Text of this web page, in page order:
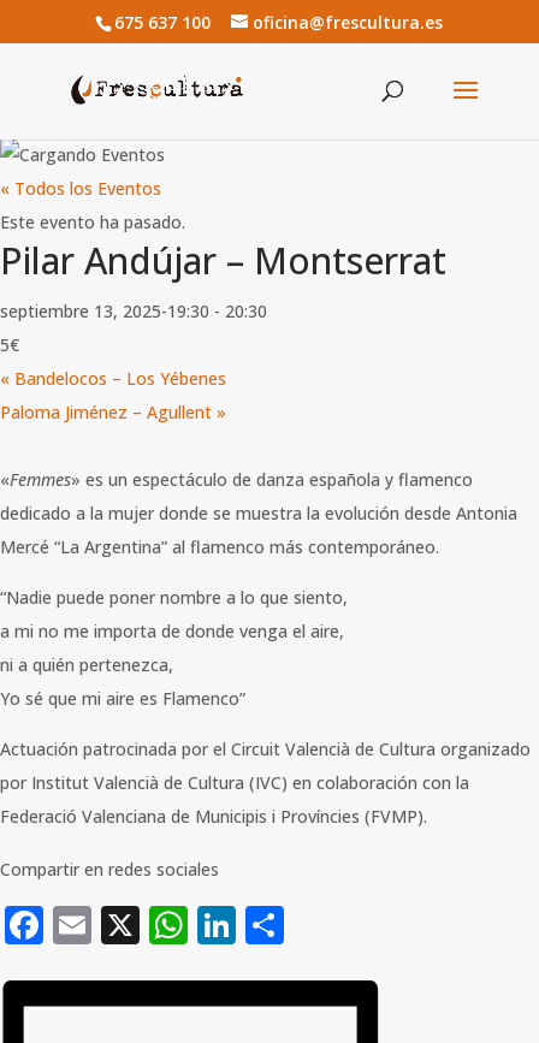
675 637 100 oficina@frescultura.es
« Todos los Eventos
Este evento ha pasado.
Pilar Andújar – Montserrat
septiembre 13, 2025-19:30 - 20:30
5€
« Bandelocos – Los Yébenes
Paloma Jiménez – Agullent »
«Femmes» es un espectáculo de danza española y flamenco
dedicado a la mujer donde se muestra la evolución desde Antonia
Mercé “La Argentina” al flamenco más contemporáneo.
“Nadie puede poner nombre a lo que siento,
a mi no me importa de donde venga el aire,
ni a quién pertenezca,
Yo sé que mi aire es Flamenco”
Actuación patrocinada por el Circuit Valencià de Cultura organizado
por Institut Valencià de Cultura (IVC) en colaboración con la
Federació Valenciana de Municipis i Províncies (FVMP).
Compartir en redes sociales
Facebook
Email
X WhatsApp
LinkedIn